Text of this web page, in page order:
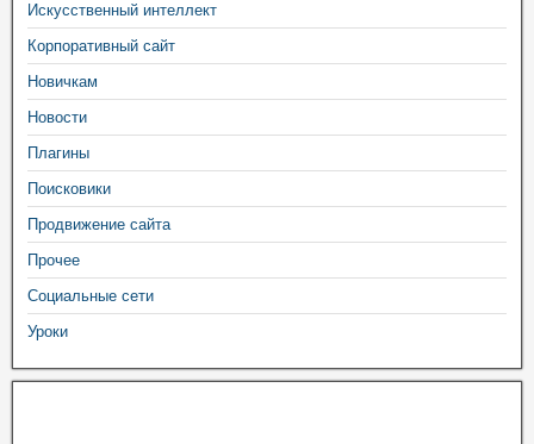
Искусственный интеллект
Корпоративный сайт
Новичкам
Новости
Плагины
Поисковики
Продвижение сайта
Прочее
Социальные сети
Уроки